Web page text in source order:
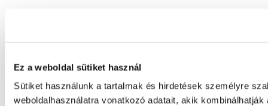
Ez a weboldal sütiket használ
Sütiket használunk a tartalmak és hirdetések személyre
weboldalhasználatra vonatkozó adatait, akik